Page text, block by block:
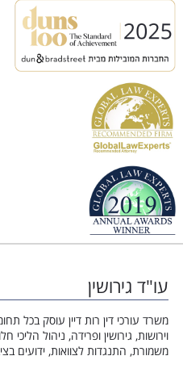
עו"ד גירושין
משרד עורכי דין רות דיין עוסק בכל
וירושות, גירושין ופרידה, ניהול הליכי
משמורת, התנגדות לצוואות, ידועים